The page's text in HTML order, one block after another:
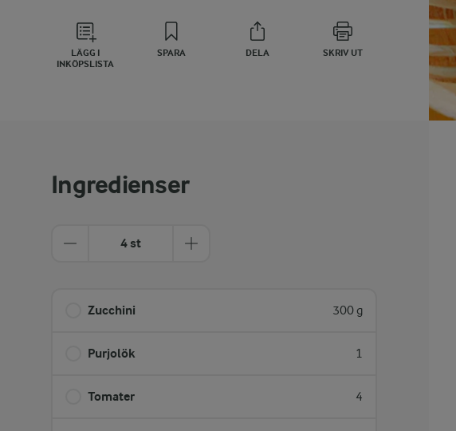
LÄGG I
INKÖPSLISTA
SPARA DELA SKRIV UT
Ingredienser
4 st
Zucchini 300 g
Purjolök 1
Tomater 4